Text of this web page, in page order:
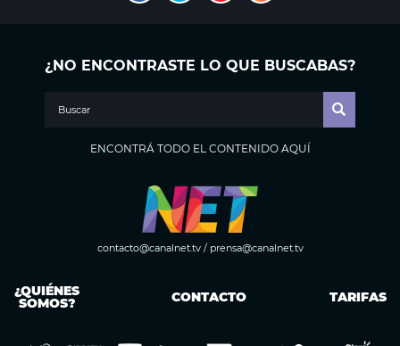
¿NO ENCONTRASTE LO QUE BUSCABAS?
ENCONTRÁ TODO EL CONTENIDO AQUÍ
contacto@canalnet.tv/ prensa@canalnet.tv
¿QUIÉNES
SOMOS? CONTACTO TARIFAS